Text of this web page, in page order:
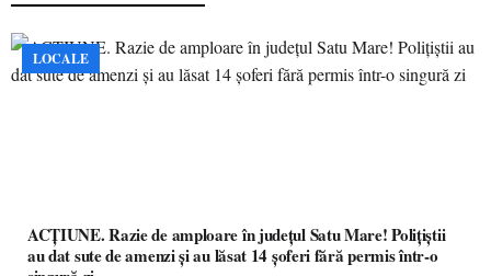
LOCALE
ACȚIUNE. Razie de amploare în județul Satu Mare! Polițiștii
au dat sute de amenzi și au lăsat 14 șoferi fără permis într-o